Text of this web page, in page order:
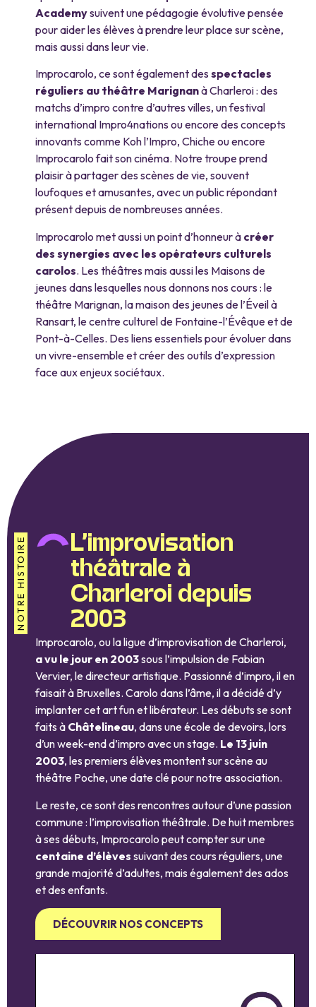
Academysuivent une pédagogie évolutive pensée
pour aider les élèves à prendre leur place sur scène,
mais aussi dans leur vie.
Improcarolo, ce sont également des spectacles
réguliers au théâtre Marignanà Charleroi : des
matchs d’impro contre d’autres villes, un festival
international Impro4nations ou encore des concepts
innovants comme Koh l’Impro, Chiche ou encore
Improcarolo fait son cinéma. Notre troupe prend
plaisir à partager des scènes de vie, souvent
loufoques et amusantes, avec un public répondant
présent depuis de nombreuses années.
Improcarolo met aussi un point d’honneur à créer
des synergies avec les opérateurs culturels
carolos. Les théâtres mais aussi les Maisons de
jeunes dans lesquelles nous donnons nos cours : le
théâtre Marignan, la maison des jeunes de l’Éveil à
Ransart, le centre culturel de Fontaine-l’Évêque et de
Pont-à-Celles. Des liens essentiels pour évoluer dans
un vivre-ensemble et créer des outils d’expression
face aux enjeux sociétaux.
NOTRE HISTOIRE
L’improvisation
théâtrale à
Charleroi depuis
2003
Improcarolo, ou la ligue d’improvisation de Charleroi,
a vu le jour en 2003sous l’impulsion de Fabian
Vervier, le directeur artistique. Passionné d’impro, il en
faisait à Bruxelles. Carolo dans l’âme, il a décidé d’y
implanter cet art fun et libérateur. Les débuts se sont
faits à Châtelineau, dans une école de devoirs, lors
d’un week-end d’impro avec un stage. Le 13 juin
2003, les premiers élèves montent sur scène au
théâtre Poche, une date clé pour notre association.
Le reste, ce sont des rencontres autour d’une passion
commune : l’improvisation théâtrale. De huit membres
à ses débuts, Improcarolo peut compter sur une
centaine d’élèves suivant des cours réguliers, une
grande majorité d’adultes, mais également des ados
et des enfants.
DÉCOUVRIR NOS CONCEPTS